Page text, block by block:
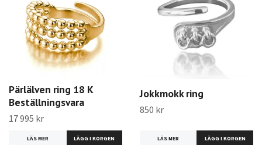
Pärlälven ring 18 K
Beställningsvara
17 995 kr
LÄS MER
Jokkmokk ring
850 kr
LÄS MER LÄGG I KORGEN